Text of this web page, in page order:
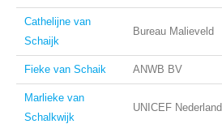
Cathelijne van
Schaijk
Bureau Malieveld
Fieke van Schaik ANWB BV
Marlieke van
Schalkwijk
UNICEF Nederland